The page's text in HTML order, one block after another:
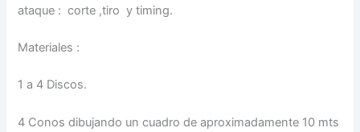
ataque : corte ,tiro y timing.
Materiales :
1 a 4 Discos.
4 Conos dibujando un cuadro de aproximadamente 10 mts